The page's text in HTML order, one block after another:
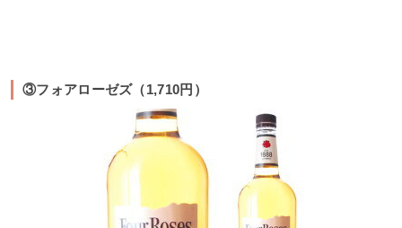
③フォアローゼズ（1,710円）